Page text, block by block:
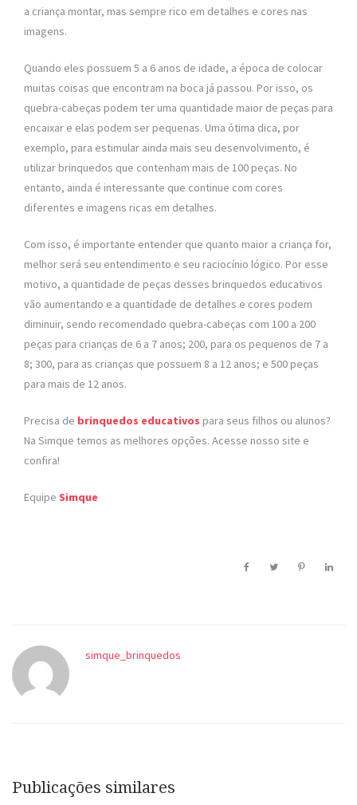
a criança montar, mas sempre rico em detalhes e cores nas
imagens.
Quando eles possuem 5 a 6 anos de idade, a época de colocar
muitas coisas que encontram na boca já passou. Por isso, os
quebra-cabeças podem ter uma quantidade maior de peças para
encaixar e elas podem ser pequenas. Uma ótima dica, por
exemplo, para estimular ainda mais seu desenvolvimento, é
utilizar brinquedos que contenham mais de 100 peças. No
entanto, ainda é interessante que continue com cores
diferentes e imagens ricas em detalhes.
Com isso, é importante entender que quanto maior a criança for,
melhor será seu entendimento e seu raciocínio lógico. Por esse
motivo, a quantidade de peças desses brinquedos educativos
vão aumentando e a quantidade de detalhes e cores podem
diminuir, sendo recomendado quebra-cabeças com 100 a 200
peças para crianças de 6 a 7 anos; 200, para os pequenos de 7 a
8; 300, para as crianças que possuem 8 a 12 anos; e 500 peças
para mais de 12 anos.
Precisa de brinquedos educativos para seus filhos ou alunos?
Na Simque temos as melhores opções. Acesse nosso site e
confira!
Equipe Simque
simque_brinquedos
Publicações similares